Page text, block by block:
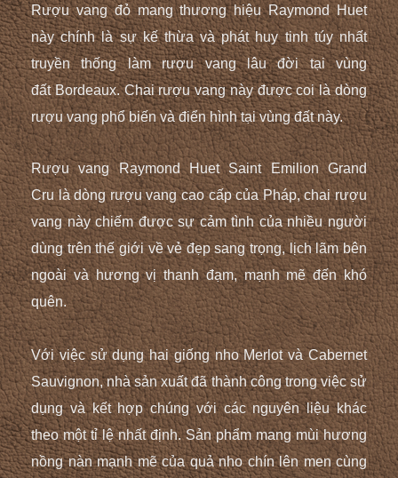
Rượu vang đỏ mang thương hiệu Raymond Huet
này chính là sự kế thừa và phát huy tinh túy nhất
truyền thống làm rượu vang lâu đời tại vùng
đất Bordeaux. Chai rượu vang này được coi là dòng
rượu vang phổ biến và điển hình tại vùng đất này.
Rượu vangRaymond Huet Saint Emilion Grand
Crulà dòng rượu vang cao cấp của Pháp, chai rượu
vang này chiếm được sự cảm tình của nhiều người
dùng trên thế giới về vẻ đẹp sang trọng, lịch lãm bên
ngoài và hương vị thanh đạm, mạnh mẽ đến khó
quên.
Với việc sử dụng hai giống nho Merlot và Cabernet
Sauvignon, nhà sản xuất đã thành công trong việc sử
dụng và kết hợp chúng với các nguyên liệu khác
theo một tỉ lệ nhất định. Sản phẩm mang mùi hương
nồng nàn mạnh mẽ của quả nho chín lên men cùng